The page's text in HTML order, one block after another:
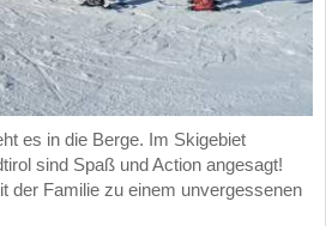
es in die Berge. Im Skigebiet
sind Spaß und Action angesagt!
der Familie zu einem unvergessenen